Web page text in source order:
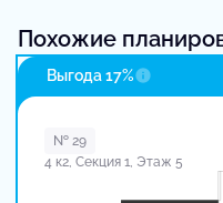
Похожие
Выгода 17%
№ 29
4 к2, Секция 1, Этаж 5